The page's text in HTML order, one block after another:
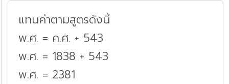
แทนค่าตามสูตรดังนี้
พ.ศ. = ค.ศ. + 543
พ.ศ. = 1838 + 543
พ.ศ. = 2381